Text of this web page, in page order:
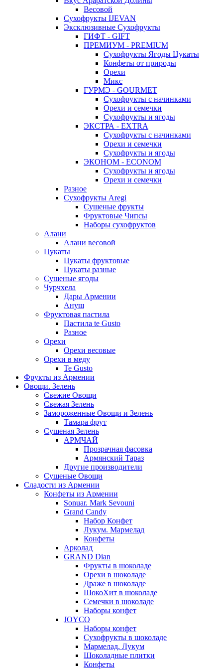
Весовой
Сухофрукты IJEVAN
Эксклюзивные Сухофрукты
ГИФТ - GIFT
ПРЕМИУМ - PREMIUM
Сухофрукты Ягоды Цукаты
Конфеты от природы
Орехи
Микс
ГУРМЭ - GOURMET
Сухофрукты с начинками
Орехи и семечки
Сухофрукты и ягоды
ЭКСТРА - EXTRA
Сухофрукты с начинками
Орехи и семечки
Сухофрукты и ягоды
ЭКОНОМ - ECONOM
Сухофрукты и ягоды
Орехи и семечки
Разное
Сухофрукты Aregi
Сушеные фрукты
Фруктовые Чипсы
Наборы сухофруктов
Алани
Алани весовой
Цукаты
Цукаты фруктовые
Цукаты разные
Сушеные ягоды
Чурчхела
Дары Армении
Ануш
Фруктовая пастила
Пастила te Gusto
Разное
Орехи
Орехи весовые
Орехи в меду
Te Gusto
Фрукты из Армении
Овощи. Зелень
Свежие Овощи
Свежая Зелень
Замороженные Овощи и Зелень
Тамара фрут
Сушеная Зелень
АРМЧАЙ
Прозрачная фасовка
Армянский Тараз
Другие производители
Сушеные Овощи
Сладости из Армении
Конфеты из Армении
Sonuar. Mark Sevouni
Grand Candy
Набор Конфет
Лукум. Мармелад
Конфеты
Арколад
GRAND Dian
Фрукты в шоколаде
Орехи в шоколаде
Драже в шоколаде
ШокоХит в шоколаде
Семечки в шоколаде
Наборы конфет
JOYCO
Наборы конфет
Сухофрукты в шоколаде
Мармелад. Лукум
Шоколадные плитки
Конфеты